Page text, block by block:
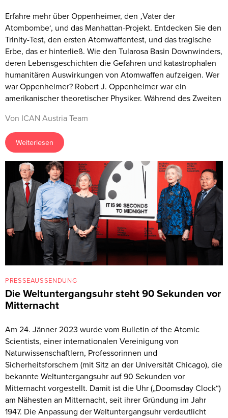
Erfahre mehr über Oppenheimer, den ‚Vater der
Atombombe‘, und das Manhattan-Projekt. Entdecken Sie den
Trinity-Test, den ersten Atomwaffentest, und das tragische
Erbe, das er hinterließ. Wie den Tularosa Basin Downwinders,
deren Lebensgeschichten die Gefahren und katastrophalen
humanitären Auswirkungen von Atomwaffen aufzeigen. Wer
war Oppenheimer? Robert J. Oppenheimer war ein
amerikanischer theoretischer Physiker. Während des Zweiten
Von ICAN Austria Team
Weiterlesen
PRESSEAUSSENDUNG
Die Weltuntergangsuhr steht 90 Sekunden vor
Mitternacht
Am 24. Jänner 2023 wurde vom Bulletin of the Atomic
Scientists, einer internationalen Vereinigung von
Naturwissenschaftlern, Professorinnen und
Sicherheitsforschern (mit Sitz an der Universität Chicago), die
bekannte Weltuntergangsuhr auf 90 Sekunden vor
Mitternacht vorgestellt. Damit ist die Uhr („Doomsday Clock“)
am Nähesten an Mitternacht, seit ihrer Gründung im Jahr
1947. Die Anpassung der Weltuntergangsuhr verdeutlicht